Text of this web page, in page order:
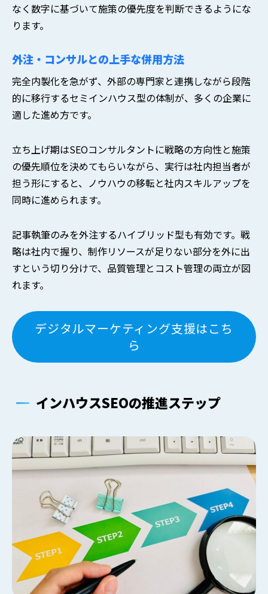
なく数字に基づいて施策の優先度を判断できるようにな
ります。
外注・コンサルとの上手な併用方法
完全内製化を急がず、外部の専門家と連携しながら段階
的に移行するセミインハウス型の体制が、多くの企業に
適した進め方です。
立ち上げ期はSEOコンサルタントに戦略の方向性と施策
の優先順位を決めてもらいながら、実行は社内担当者が
担う形にすると、ノウハウの移転と社内スキルアップを
同時に進められます。
記事執筆のみを外注するハイブリッド型も有効です。戦
略は社内で握り、制作リソースが足りない部分を外に出
すという切り分けで、品質管理とコスト管理の両立が図
れます。
デジタルマーケティング支援はこち
ら
インハウスSEOの推進ステップ